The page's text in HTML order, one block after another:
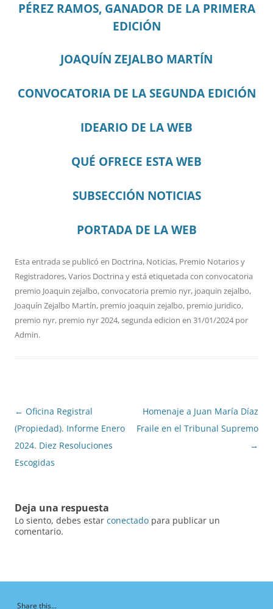
PÉREZ RAMOS, GANADOR DE LA PRIMERA
EDICIÓN
JOAQUÍN ZEJALBO MARTÍN
CONVOCATORIA DE LA SEGUNDA EDICIÓN
IDEARIO DE LA WEB
QUÉ OFRECE ESTA WEB
SUBSECCIÓN NOTICIAS
PORTADA DE LA WEB
Esta entrada se publicó en Doctrina, Noticias, Premio Notarios y
Registradores,Varios Doctrina y está etiquetada con convocatoria
premio Joaquin zejalbo,convocatoria premio nyr, joaquin zejalbo,
Joaquín Zejalbo Martín, premio joaquin zejalbo, premio juridico,
premio nyr, premio nyr 2024,segunda edicion en 31/01/2024por
Admin.
Navegación
de
entradas
← Oficina Registral
(Propiedad). Informe Enero
2024. Diez Resoluciones
Escogidas
Homenaje a Juan María Díaz
Fraile en el Tribunal Supremo
→
Deja una respuesta
Lo siento, debes estar conectado para publicar un
comentario.
Share this...